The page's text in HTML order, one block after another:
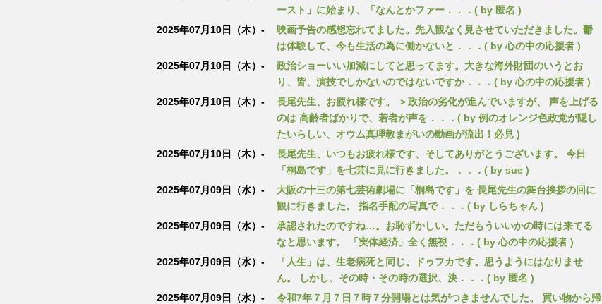
ースト」に始まり、「なんとかファー．．．( by 匿名 )
2025年07月10日（木）-
映画予告の感想忘れてました。先入観なく見させていただきました。鬱
は体験して、今も生活の為に働かないと．．．( by 心の中の応援者 )
2025年07月10日（木）-
政治ショーいい加減にしてと思ってます。大きな海外財団のいうとお
り、皆、演技でしかないのではないですか．．．( by 心の中の応援者 )
2025年07月10日（木）-
長尾先生、お疲れ様です。 ＞政治の劣化が進んでいますが、 声を上げる
のは 高齢者ばかりで、若者が声を．．．( by 例のオレンジ色政党が隠し
たいらしい、オウム真理教まがいの動画が流出！必見 )
2025年07月10日（木）-
長尾先生、いつもお疲れ様です、そしてありがとうございます。 今日
「桐島です」を七芸に見に行きました。．．．( by sue )
2025年07月09日（水）-
大阪の十三の第七芸術劇場に「桐島です」を 長尾先生の舞台挨拶の回に
観に行きました。 指名手配の写真で．．．( by しらちゃん )
2025年07月09日（水）-
承認されたのですね…。お恥ずかしい。ただもういいかの時には来てる
なと思います。 「実体経済」全く無視．．．( by 心の中の応援者 )
2025年07月09日（水）-
「人生」は、生老病死と同じ。ドゥフカです。思うようにはなりませ
ん。 しかし、その時・その時の選択、決．．．( by 匿名 )
2025年07月09日（水）-
令和7年７月７日７時７分開場とは気がつきませんでした。 買い物から帰